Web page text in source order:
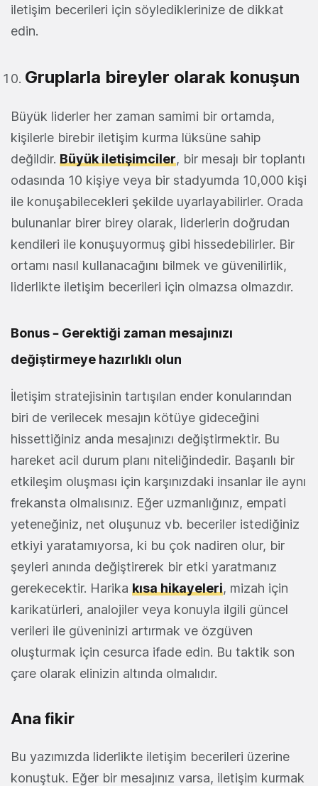
iletişim becerileri için söylediklerinize de dikkat
edin.
Gruplarla bireyler olarak konuşun
Büyük liderler her zaman samimi bir ortamda,
kişilerle birebir iletişim kurma lüksüne sahip
değildir. Büyük iletişimciler, bir mesajı bir toplantı
odasında 10 kişiye veya bir stadyumda 10,000 kişi
ile konuşabilecekleri şekilde uyarlayabilirler. Orada
bulunanlar birer birey olarak, liderlerin doğrudan
kendileri ile konuşuyormuş gibi hissedebilirler. Bir
ortamı nasıl kullanacağını bilmek ve güvenilirlik,
liderlikte iletişim becerileri için olmazsa olmazdır.
Bonus – Gerektiği zaman mesajınızı
değiştirmeye hazırlıklı olun
İletişim stratejisinin tartışılan ender konularından
biri de verilecek mesajın kötüye gideceğini
hissettiğiniz anda mesajınızı değiştirmektir. Bu
hareket acil durum planı niteliğindedir. Başarılı bir
etkileşim oluşması için karşınızdaki insanlar ile aynı
frekansta olmalısınız. Eğer uzmanlığınız, empati
yeteneğiniz, net oluşunuz vb. beceriler istediğiniz
etkiyi yaratamıyorsa, ki bu çok nadiren olur, bir
şeyleri anında değiştirerek bir etki yaratmanız
gerekecektir. Harika kısa hikayeleri, mizah için
karikatürleri, analojiler veya konuyla ilgili güncel
verileri ile güveninizi artırmak ve özgüven
oluşturmak için cesurca ifade edin. Bu taktik son
çare olarak elinizin altında olmalıdır.
Ana fikir
Bu yazımızda liderlikte iletişim becerileri üzerine
konuştuk. Eğer bir mesajınız varsa, iletişim kurmak